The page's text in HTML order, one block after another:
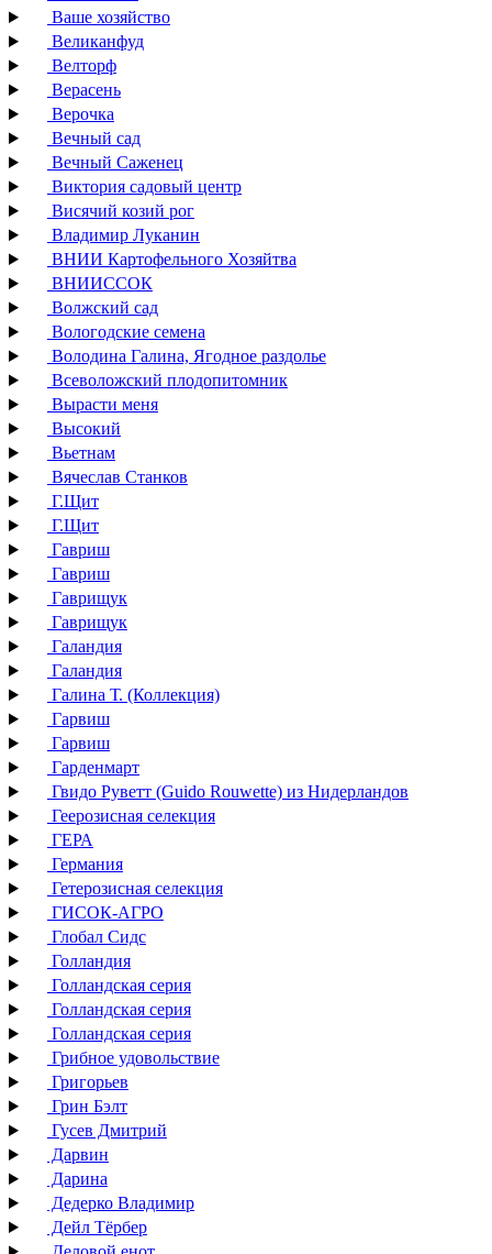
Ваше хозяйство
Великанфуд
Велторф
Верасень
Верочка
Вечный сад
Вечный Саженец
Виктория садовый центр
Висячий козий рог
Владимир Луканин
ВНИИ Картофельного Хозяйтва
ВНИИССОК
Волжский сад
Вологодские семена
Володина Галина, Ягодное раздолье
Всеволожский плодопитомник
Вырасти меня
Высокий
Вьетнам
Вячеслав Станков
Г.Щит
Г.Щит
Гавриш
Гавриш
Гаврищук
Гаврищук
Галандия
Галандия
Галина Т. (Коллекция)
Гарвиш
Гарвиш
Гарденмарт
Гвидо Руветт (Guido Rouwette) из Нидерландов
Геерозисная селекция
ГЕРА
Германия
Гетерозисная селекция
ГИСОК-АГРО
Глобал Сидс
Голландия
Голландская серия
Голландская серия
Голландская серия
Грибное удовольствие
Григорьев
Грин Бэлт
Гусев Дмитрий
Дарвин
Дарина
Дедерко Владимир
Дейл Тёрбер